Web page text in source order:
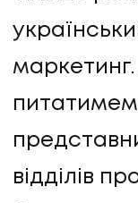
відділів